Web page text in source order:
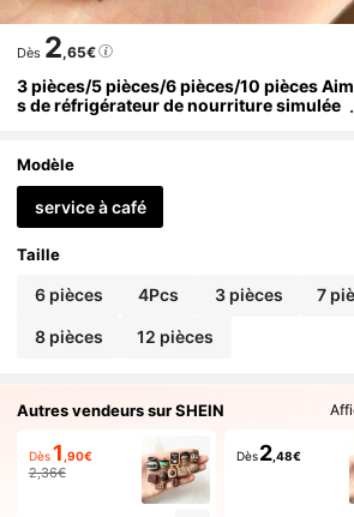
Dès 2,65€
3 pièces/5 pièces/6 pièces/10 pièces
s de réfrigérateur de nourriture simulée
Aimants de réfrigérateur décoratifs,
ants mignons de cuisine de bureau,
es de cuisine, Décor de maison
Modèle
service à café
Taille
6 pièces 4Pcs 3 pièces 7
8 pièces 12 pièces
Autres vendeurs sur SHEIN
Dès 1 ,90€
2,36€
Dès2 ,48€